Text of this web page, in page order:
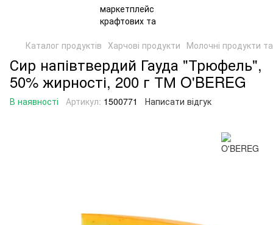
Каталог продуктів Харчові продукти Молочні продукти
Сир напівтвердий Гауда "Трюфель",
50% жирності, 200 г ТМ O'BEREG
В наявності Артикул: 1500771 Написати відгук